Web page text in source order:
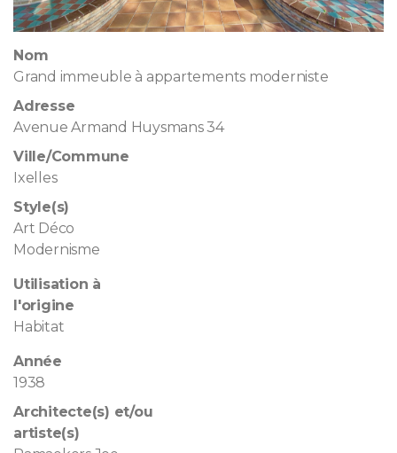
Nom
Grand immeuble à appartements moderniste
Adresse
Avenue Armand Huysmans 34
Ville/Commune
Ixelles
Style(s)
Art Déco
Modernisme
Utilisation à
l'origine
Habitat
Année
1938
Architecte(s) et/ou
artiste(s)